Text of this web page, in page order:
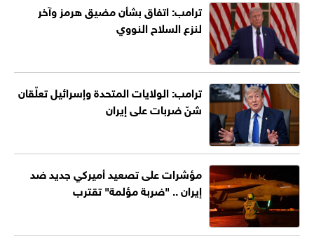
ترامب: اتفاق بشأن مضيق هرمز وآخر
لنزع السلاح النووي
ترامب: الولايات المتحدة وإسرائيل تعلّقان
شنّ ضربات على إيران
مؤشرات على تصعيد أميركي جديد ضد
إيران .. "ضربة مؤلمة" تقترب